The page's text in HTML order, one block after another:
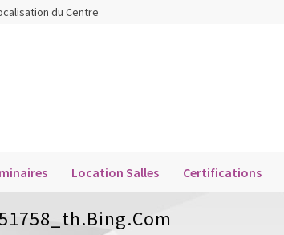
du Centre
Location Salles Certifications